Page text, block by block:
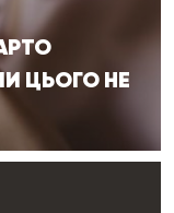
ЦЬОГО НЕ